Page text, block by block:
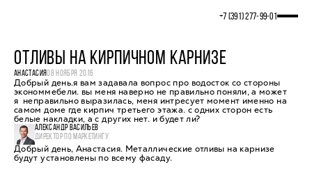
+7 (391) 277‒99‒01
ОТЛИВЫ НА КИРПИЧНОМ КАРНИЗЕ
АНАСТАСИЯ08 НОЯБРЯ 2016
Добрый день.я вам задавала вопрос про водосток со стороны
экономмебели. вы меня наверно не правильно поняли, а может
я неправильно выразилась, меня интресует момент именно на
самом доме где кирпич третьего этажа. с одних сторон есть
белые накладки, а с других нет. и будет ли?
АЛЕКСАНДР ВАСИЛЬЕВ
ДИРЕКТОР ПО МАРКЕТИНГУ
Добрый день, Анастасия. Металлические отливы на карнизе
будут установлены по всему фасаду.